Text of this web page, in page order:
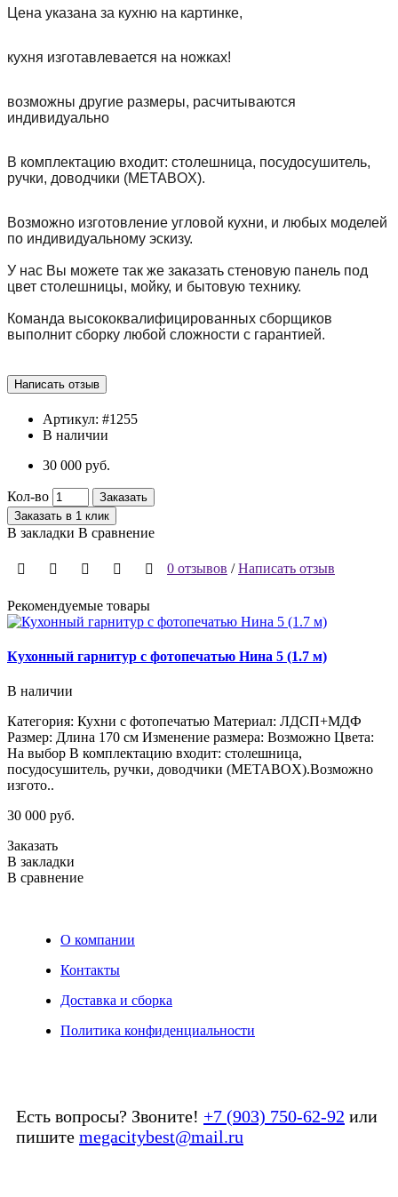
Цена указана за кухню на картинке,
кухня изготавлевается на ножках!
возможны другие размеры, расчитываются
индивидуально
В комплектацию входит: столешница, посудосушитель,
ручки, доводчики (METABOX).
Возможно изготовление угловой кухни, и любых моделей
по индивидуальному эскизу.
У нас Вы можете так же заказать стеновую панель под
цвет столешницы, мойку, и бытовую технику.
Команда высококвалифицированных сборщиков
выполнит сборку любой сложности с гарантией.
Артикул: #1255
В наличии
30 000 руб.
Кол-во
Заказать
Заказать в 1 клик
В закладки В сравнение
0 отзывов /Написать отзыв
Рекомендуемые товары
Кухонный гарнитур с фотопечатью Нина 5 (1.7 м)
В наличии
Категория: Кухни с фотопечатью Материал: ЛДСП+МДФ
Размер: Длина 170 см Изменение размера: Возможно Цвета:
На выбор В комплектацию входит: столешница,
посудосушитель, ручки, доводчики (METABOX).Возможно
изгото..
30 000 руб.
Заказать
В закладки
В сравнение
О компании
Контакты
Доставка и сборка
Политика конфиденциальности
Есть вопросы? Звоните! +7 (903) 750-62-92 или
пишите megacitybest@mail.ru